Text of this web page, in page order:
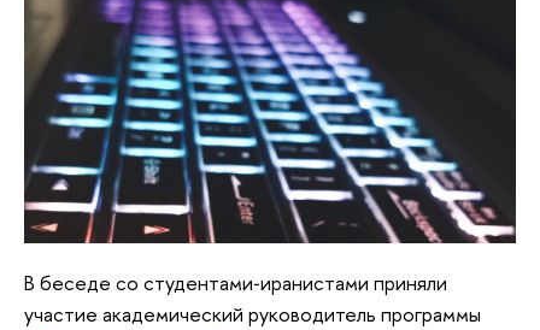
В беседе со студентами‑иранистами приняли
участие академический руководитель программы